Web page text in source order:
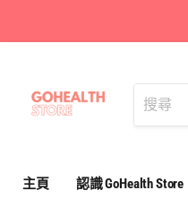
主頁 認識 GoHealth Store